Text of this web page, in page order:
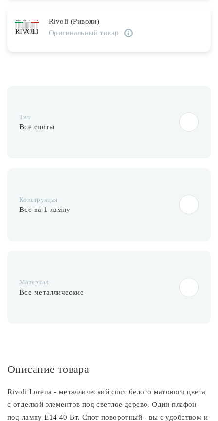
Бренды
Rivoli (Риволи)
Оригинальный товар
Тип
Все споты
Конструкция
Все на 1 лампу
Материал
Все металлические
Описание товара
Rivoli Lorena - металлический спот белого матового цвета
с отделкой элементов под светлое дерево. Один плафон
под лампу Е14 40 Вт. Спот поворотный - вы с удобством и